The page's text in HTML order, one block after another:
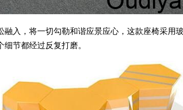
入，将一切勾勒和谐应景应心，这款座椅采用
节都经过反复打磨。